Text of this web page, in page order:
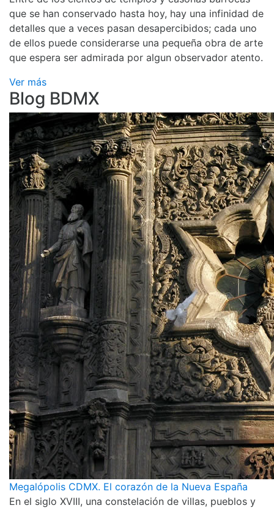
que se han conservado hasta hoy, hay una infinidad de
detalles que a veces pasan desapercibidos; cada uno
de ellos puede considerarse una pequeña obra de arte
que espera ser admirada por algun observador atento.
Ver más
Blog BDMX
Megalópolis CDMX. El corazón de la Nueva España
En el siglo XVIII, una constelación de villas, pueblos y